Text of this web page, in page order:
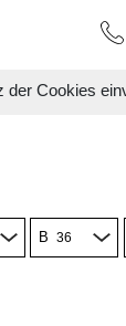
der Cookies
B